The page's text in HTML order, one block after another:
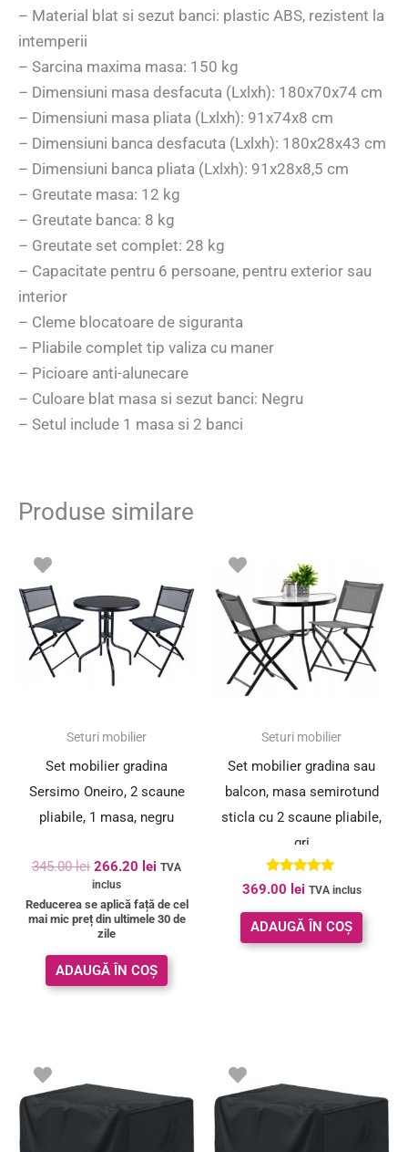
– Material blat si sezut banci: plastic ABS, rezistent la
intemperii
– Sarcina maxima masa: 150 kg
– Dimensiuni masa desfacuta (Lxlxh): 180x70x74 cm
– Dimensiuni masa pliata (Lxlxh): 91x74x8 cm
– Dimensiuni banca desfacuta (Lxlxh): 180x28x43 cm
– Dimensiuni banca pliata (Lxlxh): 91x28x8,5 cm
– Greutate masa: 12 kg
– Greutate banca: 8 kg
– Greutate set complet: 28 kg
– Capacitate pentru 6 persoane, pentru exterior sau
interior
– Cleme blocatoare de siguranta
– Pliabile complet tip valiza cu maner
– Picioare anti-alunecare
– Culoare blat masa si sezut banci: Negru
– Setul include 1 masa si 2 banci
Produse similare
SUPER PREȚ!Seturi mobilier
Set mobilier gradina
Sersimo Oneiro, 2 scaune
pliabile, 1 masa, negru
345.00lei
fost:
345.00 lei.
266.20 lei
este:
266.20 lei.
TVA
inclus
Reducerea se aplică față de cel
mai mic preț din ultimele 30 de
zile
ADAUGĂ ÎN COȘ
Seturi mobilier
Set mobilier gradina sau
balcon, masa semirotund
sticla cu 2 scaune pliabile,
gri
Evaluat la
5.00
din 5
369.00 lei TVA inclus
ADAUGĂ ÎN COȘ